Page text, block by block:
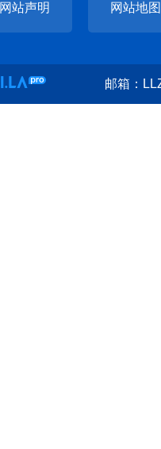
网站声明 网站地图
邮箱：